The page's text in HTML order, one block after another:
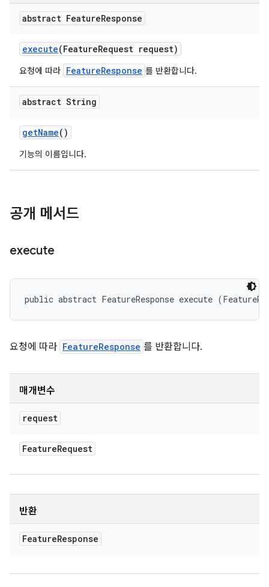
abstract FeatureResponse
execute(FeatureRequest request)
요청에 따라 FeatureResponse 를 반환합니다.
abstract String
getName()
기능의 이름입니다.
공개 메서드
execute
public abstract FeatureResponse execute
요청에 따라 FeatureResponse 를 반환합니다.
매개변수
request
FeatureRequest
반환
FeatureResponse